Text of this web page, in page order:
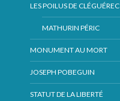
LES POILUS DE CLÉGUÉREC
MATHURIN PÉRIC
MONUMENT AU MORT
JOSEPH POBEGUIN
STATUT DE LA LIBERTÉ